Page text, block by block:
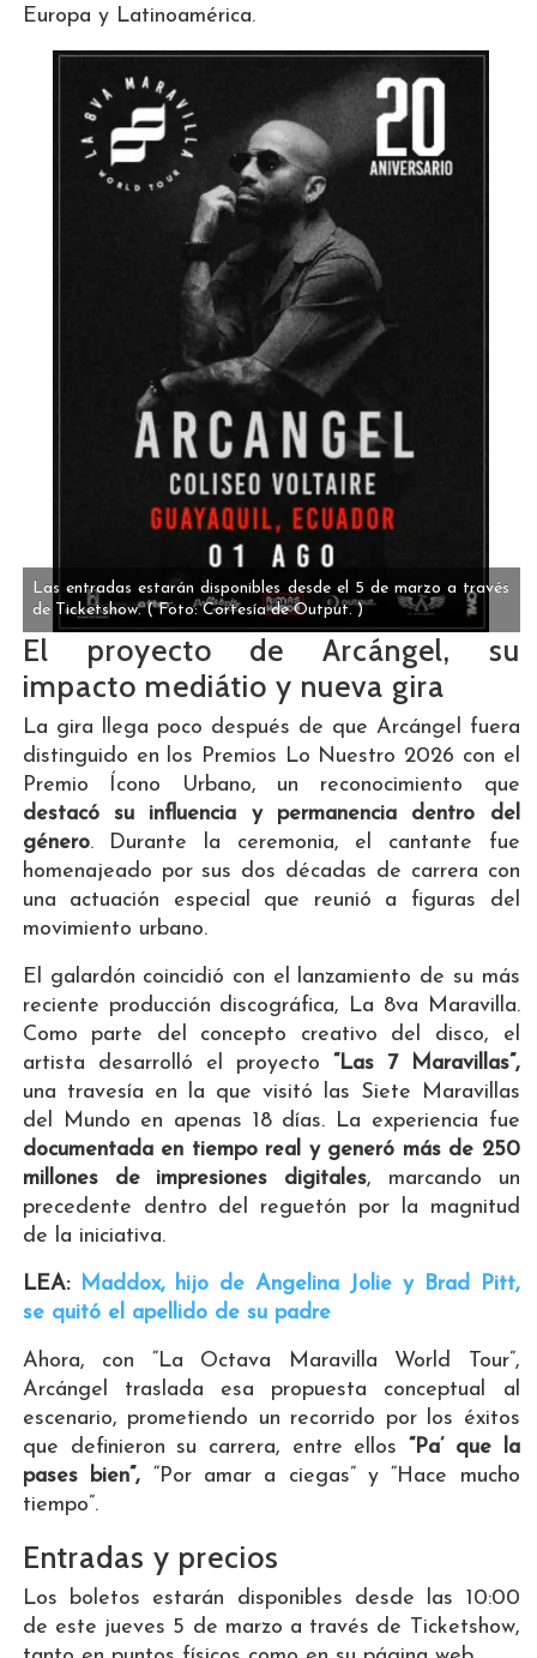
Europa y Latinoamérica.
Las entradas estarán disponibles desde el 5 de marzo a través
de Ticketshow. ( Foto: Cortesía de Output. )
El proyecto de Arcángel, su
impacto mediátio y nueva gira
La gira llega poco después de que Arcángel fuera
distinguido en los Premios Lo Nuestro 2026 con el
Premio Ícono Urbano, un reconocimiento que
destacó su influencia y permanencia dentro del
género. Durante la ceremonia, el cantante fue
homenajeado por sus dos décadas de carrera con
una actuación especial que reunió a figuras del
movimiento urbano.
El galardón coincidió con el lanzamiento de su más
reciente producción discográfica, La 8va Maravilla.
Como parte del concepto creativo del disco, el
artista desarrolló el proyecto “Las 7 Maravillas”,
una travesía en la que visitó las Siete Maravillas
del Mundo en apenas 18 días. La experiencia fue
documentada en tiempo real y generó más de 250
millones de impresiones digitales, marcando un
precedente dentro del reguetón por la magnitud
de la iniciativa.
LEA: Maddox, hijo de Angelina Jolie y Brad Pitt,
se quitó el apellido de su padre
Ahora, con “La Octava Maravilla World Tour”,
Arcángel traslada esa propuesta conceptual al
escenario, prometiendo un recorrido por los éxitos
que definieron su carrera, entre ellos “Pa’ que la
pases bien”, “Por amar a ciegas” y “Hace mucho
tiempo”.
Entradas y precios
Los boletos estarán disponibles desde las 10:00
de este jueves 5 de marzo a través de Ticketshow,